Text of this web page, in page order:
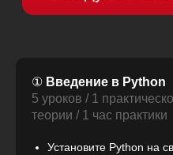
① Введение в Python
5 уроков / 1
теории / 1 час практики
Установите Python на